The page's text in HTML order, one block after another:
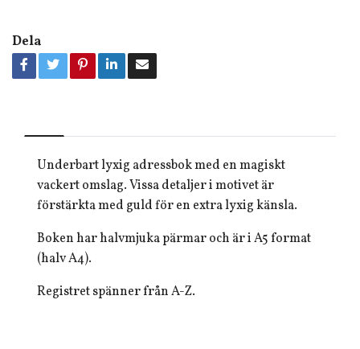
Dela
Underbart lyxig adressbok med en magiskt
vackert omslag. Vissa detaljer i motivet är
förstärkta med guld för en extra lyxig känsla.
Boken har halvmjuka pärmar och är i A5 format
(halv A4).
Registret spänner från A-Z.